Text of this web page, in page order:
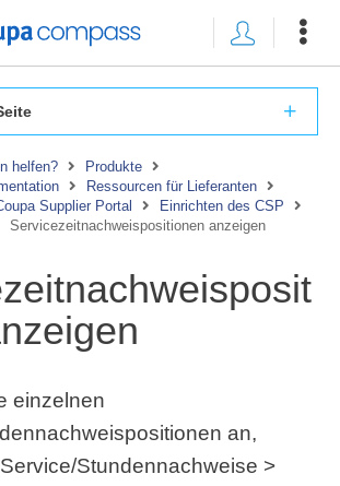
helfen?
Produkte
Ressourcen für Lieferanten
Supplier Portal
Einrichten des CSP
Servicezeitnachweispositionen anzeigen
einzelnen
an,
Stundennachweise >